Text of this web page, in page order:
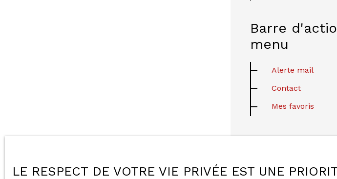
Barre
menu
Alerte mail
Contact
Mes favoris
Nos honoraires
LE RESPECT DE VOTRE VIE PRIVÉE EST UNE